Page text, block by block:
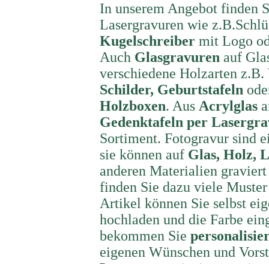
In unserem Angebot finden
Lasergravuren wie
Kugelschreiber mit Logo
Auch Glasgravuren auf
verschiedene Holzarten z.B.
Schilder, Geburtstafeln
Holzboxen. Aus Acrylglas
Gedenktafeln per
Sortiment. Fotogravur sind
sie können auf Glas, Holz,
anderen Materialien
finden Sie dazu viele
Artikel können Sie selbst
hochladen und die Farbe
bekommen Sie
eigenen Wünschen und